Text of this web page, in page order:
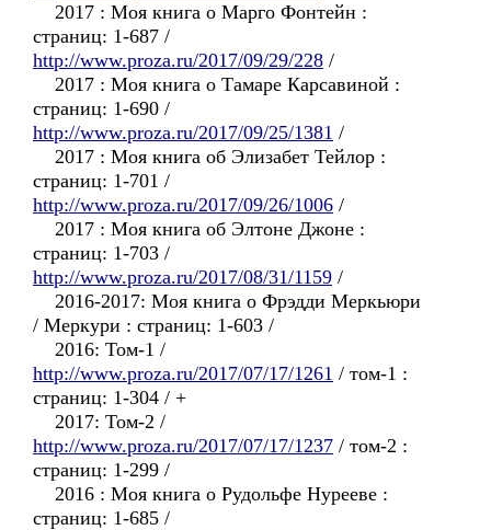
2017 : Моя книга о Марго Фонтейн :
страниц: 1-687 /
http://www.proza.ru/2017/09/29/228 /
2017 : Моя книга о Тамаре Карсавиной :
страниц: 1-690 /
http://www.proza.ru/2017/09/25/1381 /
2017 : Моя книга об Элизабет Тейлор :
страниц: 1-701 /
http://www.proza.ru/2017/09/26/1006 /
2017 : Моя книга об Элтоне Джоне :
страниц: 1-703 /
http://www.proza.ru/2017/08/31/1159 /
2016-2017: Моя книга о Фрэдди Меркьюри
/ Меркури : страниц: 1-603 /
2016: Том-1 /
http://www.proza.ru/2017/07/17/1261 / том-1 :
страниц: 1-304 / +
2017: Том-2 /
http://www.proza.ru/2017/07/17/1237 / том-2 :
страниц: 1-299 /
2016 : Моя книга о Рудольфе Нурееве :
страниц: 1-685 /